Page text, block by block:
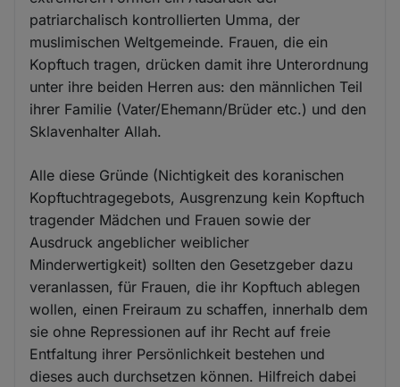
patriarchalisch kontrollierten Umma, der
muslimischen Weltgemeinde. Frauen, die ein
Kopftuch tragen, drücken damit ihre Unterordnung
unter ihre beiden Herren aus: den männlichen Teil
ihrer Familie (Vater/Ehemann/Brüder etc.) und den
Sklavenhalter Allah.
Alle diese Gründe (Nichtigkeit des koranischen
Kopftuchtragegebots, Ausgrenzung kein Kopftuch
tragender Mädchen und Frauen sowie der
Ausdruck angeblicher weiblicher
Minderwertigkeit) sollten den Gesetzgeber dazu
veranlassen, für Frauen, die ihr Kopftuch ablegen
wollen, einen Freiraum zu schaffen, innerhalb dem
sie ohne Repressionen auf ihr Recht auf freie
Entfaltung ihrer Persönlichkeit bestehen und
dieses auch durchsetzen können. Hilfreich dabei